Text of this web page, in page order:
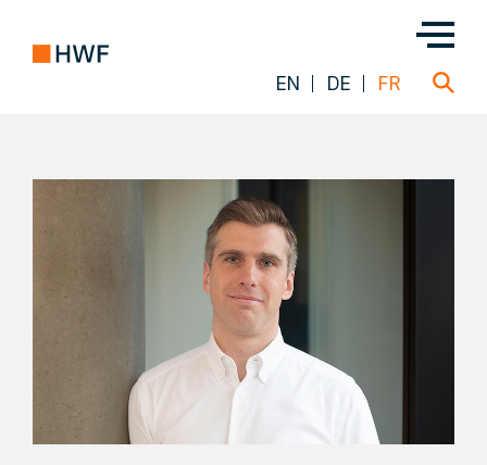
Transactions
À propos de nous
Notre équipe
Nos Solutions
EN DE FR